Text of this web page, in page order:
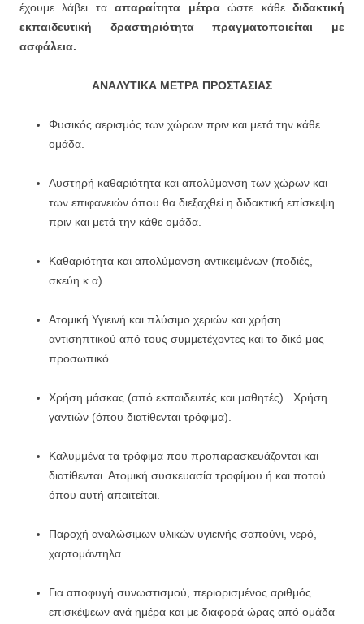
έχουμε λάβει τααπαραίτητα μέτραώστε κάθεδιδακτική
εκπαιδευτική δραστηριότητα πραγματοποιείται με
ασφάλεια.
ΑΝΑΛΥΤΙΚΑ ΜΕΤΡΑ ΠΡΟΣΤΑΣΙΑΣ
Φυσικός αερισμός των χώρων πριν και μετά την κάθε
ομάδα.
Αυστηρή καθαριότητα και απολύμανση των χώρων και
των επιφανειών όπου θα διεξαχθεί η διδακτική επίσκεψη
πριν και μετά την κάθε ομάδα.
Καθαριότητα και απολύμανση αντικειμένων (ποδιές,
σκεύη κ.α)
Ατομική Υγιεινή και πλύσιμο χεριών και χρήση
αντισηπτικού από τους συμμετέχοντες και το δικό μας
προσωπικό.
Χρήση μάσκας (από εκπαιδευτές και μαθητές). Χρήση
γαντιών (όπου διατίθενται τρόφιμα).
Καλυμμένα τα τρόφιμα που προπαρασκευάζονται και
διατίθενται. Ατομική συσκευασία τροφίμου ή και ποτού
όπου αυτή απαιτείται.
Παροχή αναλώσιμων υλικών υγιεινής σαπούνι, νερό,
χαρτομάντηλα.
Για αποφυγή συνωστισμού, περιορισμένος αριθμός
επισκέψεων ανά ημέρα και με διαφορά ώρας από ομάδα